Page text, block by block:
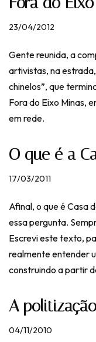
23/04/2012
Gente reunida, a
artivistas, na
chinelos”, que
Fora do Eixo Minas,
em rede.
O que é a
17/03/2011
Afinal, o que é Casa
essa pergunta.
Escrevi este texto,
realmente entender
construindo a partir
A
04/11/2010